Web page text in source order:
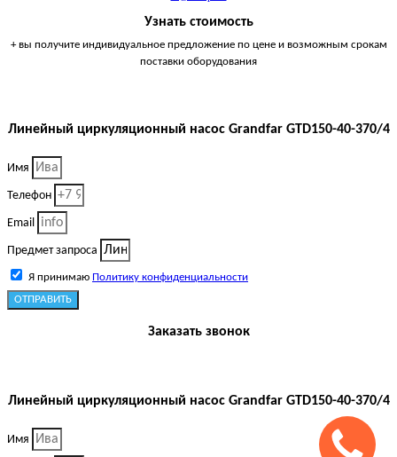
Узнать стоимость
+ вы получите индивидуальное предложение по цене и возможным срокам
поставки оборудования
Линейный циркуляционный насос Grandfar GTD150-40-370/4
Имя
Телефон
Email
Предмет запроса
Я принимаю Политику конфиденциальности
ОТПРАВИТЬ
Заказать звонок
Линейный циркуляционный насос Grandfar GTD150-40-370/4
Имя